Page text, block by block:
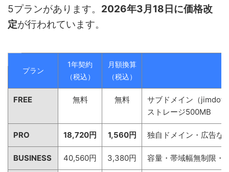
5プランがあります。 2026年3月18日に価格改
定が行われています。
プラン
1年契約
（税込）
月額換算
（税込）
FREE 無料 無料
サブドメイン（
ストレージ500MB
PRO 18,720円 1,560円 独自ドメイン・広告な
BUSINESS 40,560円 3,380円 容量・帯域幅無制限・